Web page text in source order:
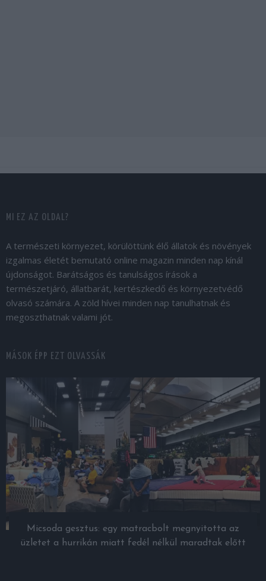
MI EZ AZ OLDAL?
A természeti környezet, körülöttünk élő állatok és növények
izgalmas életét bemutató online magazin minden nap kínál
újdonságot. Barátságos és tanulságos írások a
természetjáró, állatbarát, kertészkedő és környezetvédő
olvasó számára. A zöld hívei minden nap tanulhatnak és
megoszthatnak valami jót.
MÁSOK ÉPP EZT OLVASSÁK
Micsoda gesztus: egy matracbolt megnyitotta az
üzletet a hurrikán miatt fedél nélkül maradtak előtt